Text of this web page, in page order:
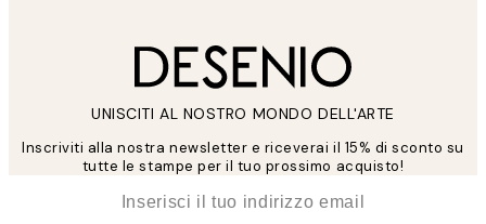
UNISCITI AL NOSTRO MONDO DELL'ARTE
Inscriviti alla nostra newsletter e riceverai il 15% di sconto su
tutte le stampe per il tuo prossimo acquisto!